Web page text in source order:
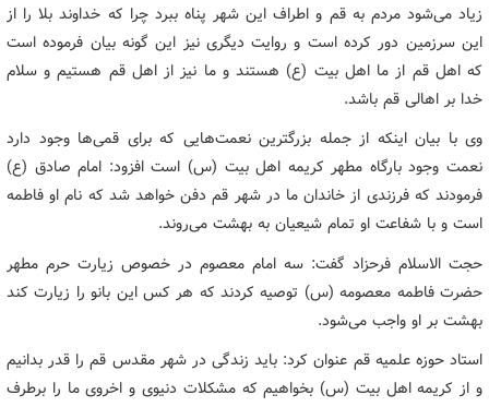
زیاد می‌شود مردم به قم و اطراف این شهر پناه ببرد چرا که خداوند بلا را از
این سرزمین دور کرده است و روایت دیگری نیز این گونه بیان فرموده است
که اهل قم از ما اهل بیت (ع) هستند و ما نیز از اهل قم هستیم و سلام
خدا بر اهالی قم باشد.
وی با بیان اینکه از جمله بزرگترین نعمت‌هایی که برای قمی‌ها وجود دارد
نعمت وجود بارگاه مطهر کریمه اهل بیت (س) است افزود: امام صادق (ع)
فرمودند که فرزندی از خاندان ما در شهر قم دفن خواهد شد که نام او فاطمه
است و با شفاعت او تمام شیعیان به بهشت می‌روند.
حجت الاسلام فرحزاد گفت: سه امام معصوم در خصوص زیارت حرم مطهر
حضرت فاطمه معصومه (س) توصیه کردند که هر کس این بانو را زیارت کند
بهشت بر او واجب می‌شود.
استاد حوزه علمیه قم عنوان کرد: باید زندگی در شهر مقدس قم را قدر بدانیم
و از کریمه اهل بیت (س) بخواهیم که مشکلات دنیوی و اخروی ما را برطرف